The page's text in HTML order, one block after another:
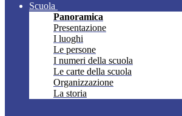
Scuola
Panoramica
Presentazione
I luoghi
Le persone
I numeri della scuola
Le carte della scuola
Organizzazione
La storia